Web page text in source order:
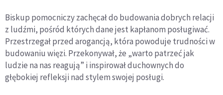
Biskup pomocniczy zachęcał do budowania dobrych relacji
z ludźmi, pośród których dane jest kapłanom posługiwać.
Przestrzegał przed arogancją, która powoduje trudności w
budowaniu więzi. Przekonywał, że „warto patrzeć jak
ludzie na nas reagują” i inspirował duchownych do
głębokiej refleksji nad stylem swojej posługi.